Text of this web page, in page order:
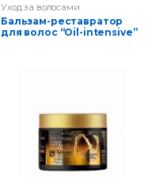
Уход за волосами
Бальзам-реставратор
для волос “Oil-intensive”